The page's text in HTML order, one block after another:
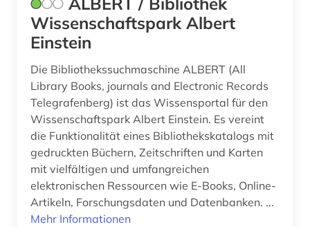
europäische normen (1)
evolutionary computation (1)
evolutionsökologie mariner fische (1)
exponat (1)
fachliteratur und software (1)
fachportal (1)
fahrzeugtechnik (1)
Wissenschaftspark Albert
Einstein
Die Bibliothekssuchmaschine ALBERT (All
Library Books, journals and Electronic Records
Telegrafenberg) ist das Wissensportal für den
Wissenschaftspark Albert Einstein. Es vereint
die Funktionalität eines Bibliothekskatalogs mit
gedruckten Büchern, Zeitschriften und Karten
mit vielfältigen und umfangreichen
elektronischen Ressourcen wie E-Books, Online-
Artikeln, Forschungsdaten und Datenbanken. ...
Mehr Informationen